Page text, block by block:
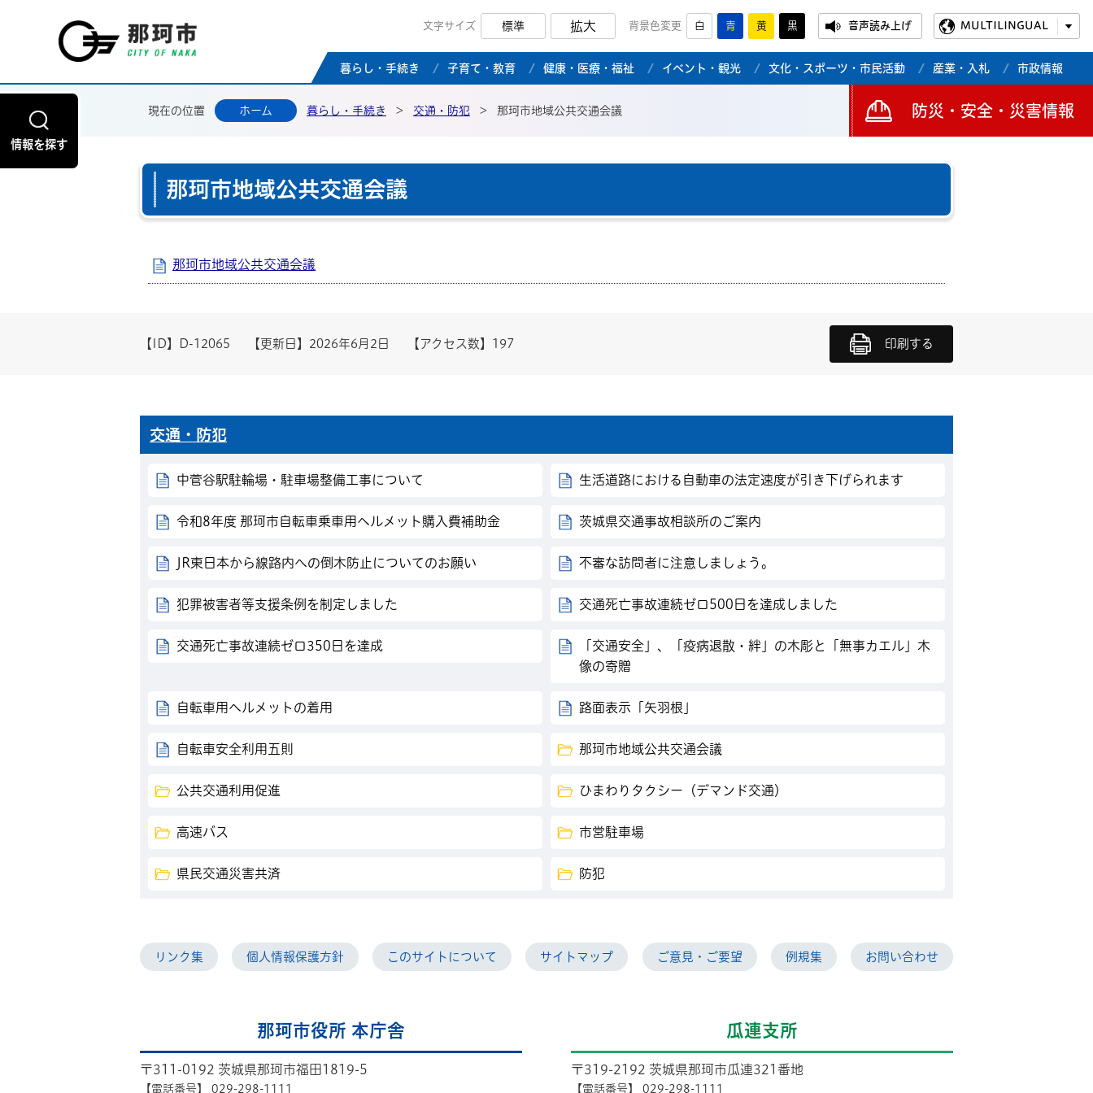
那珂市公式ホームページ
文字サイズ 標準 拡大 背景色変更 白 青 黄 黒 音声読み上げ MULTILINGUAL
暮らし・手続き 子育て・教育 健康・医療・福祉 イベント・観光 文化・スポーツ・市民活動 産業・入札 市政情報
情報を探す
現在の位置 ホーム 暮らし・手続き > 交通・防犯 > 那珂市地域公共交通会議 防災・安全・災害情報
那珂市地域公共交通会議
那珂市地域公共交通会議
【ID】 D-12065 【更新日】 2026年6月2日 【アクセス数】 197 印刷する
交通・防犯
中菅谷駅駐輪場・駐車場整備工事について 生活道路における自動車の法定速度が引き下げられます
令和8年度 那珂市自転車乗車用ヘルメット購入費補助金 茨城県交通事故相談所のご案内
JR東日本から線路内への倒木防止についてのお願い 不審な訪問者に注意しましょう。
犯罪被害者等支援条例を制定しました 交通死亡事故連続ゼロ500日を達成しました
交通死亡事故連続ゼロ350日を達成
「交通安全」、「疫病退散・絆」の木彫と「無事カエル」木
像の寄贈
自転車用ヘルメットの着用 路面表示「矢羽根」
自転車安全利用五則 那珂市地域公共交通会議
公共交通利用促進 ひまわりタクシー（デマンド交通）
高速バス 市営駐車場
県民交通災害共済 防犯
リンク集 個人情報保護方針 このサイトについて サイトマップ ご意見・ご要望 例規集 お問い合わせ
那珂市役所 本庁舎
〒311-0192 茨城県那珂市福田1819-5
【電話番号】 029-298-1111
瓜連支所
〒319-2192 茨城県那珂市瓜連321番地
【電話番号】 029-298-1111